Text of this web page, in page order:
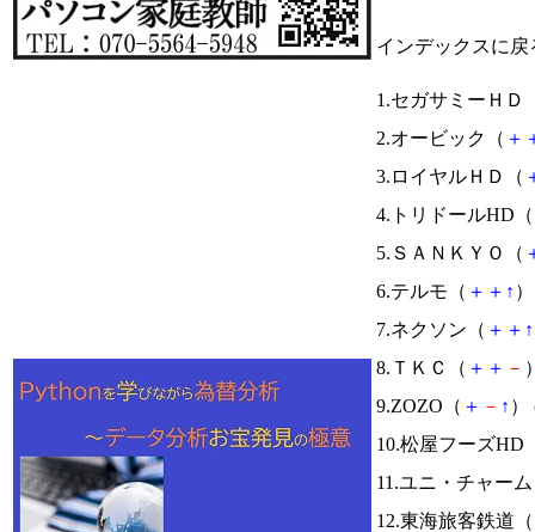
インデックスに戻
1.セガサミーＨＤ
2.オービック（ ＋
3.ロイヤルＨＤ（
4.トリドールHD（
5.ＳＡＮＫＹＯ（
6.テルモ（ ＋ ＋ ↑
7.ネクソン（ ＋ ＋ ↑
8.ＴＫＣ（ ＋ ＋ －
9.ZOZO（ ＋ － ↑ ）
10.松屋フーズHD
11.ユニ・チャー
12.東海旅客鉄道（